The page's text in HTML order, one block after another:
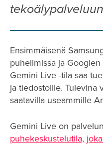
Ensimmäisenä
puhelimissa ja
Gemini Live -tila saa
ja tiedostoille. Tulevina
saatavilla useammille
Gemini Live on palvelun
puhekeskustelutila,